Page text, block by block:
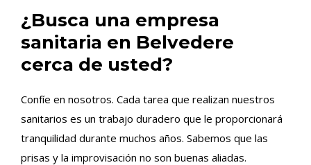
¿Busca una empresa
sanitaria en Belvedere
cerca de usted?
Confíe en nosotros. Cada tarea que realizan nuestros
sanitarios es un trabajo duradero que le proporcionará
tranquilidad durante muchos años. Sabemos que las
prisas y la improvisación no son buenas aliadas.